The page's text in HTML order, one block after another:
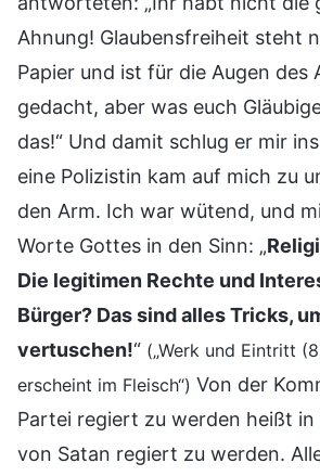
Ahnung! Glaubensfreiheit steht
Papier und ist für die Augen des
gedacht, aber was euch
das!“ Und damit schlug er mir
eine Polizistin kam auf mich zu
den Arm. Ich war wütend, und
Worte Gottes in den Sinn: „
Die legitimen Rechte und
Bürger? Das sind alles Tricks,
vertuschen!“ („Werk und Eintritt
erscheint im Fleisch“) Von der
Partei regiert zu werden heißt in
von Satan regiert zu werden.